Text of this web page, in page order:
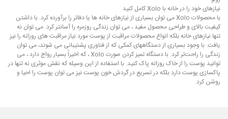
نیازهای خود را در خانه با Xolo کامل کنید
با محصولات Xolo می توان بسیاری از نیازهای خانه ها یا دفاتر را برآورده کرد. با داشتن
کیفیت بالای و طراحی محصول مفید ، می توان زندگی روزمره را آسانتر کرد. می توان نه
تنها نیازهای خانه بلکه انواع محصولات مراقبت از پوست مورد نیاز مراقبت های روزانه را نیز
یافت. با وجود بسیاری از دستگاههای کمکی که از فناوری پشتیبانی می شوند، می توان
زندگی را راحت‌تر کرد. با دستگاه تمیز کردن صورت Xolo ، که اخیراً بسیار رواج دارد ، می
توانید پوست را از خاک روزانه پاک کنید. با استفاده از این وسیله که نقش موثری نه تنها در
پاکسازی پوست دارد بلکه در تسریع در گردش خون پوست نیز می توان پوست را احیا و
روشن کرد.